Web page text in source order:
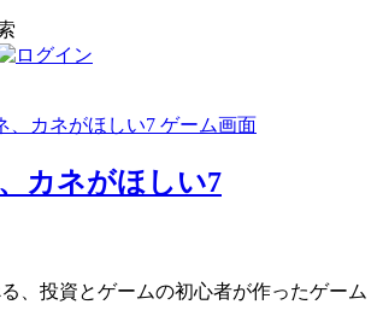
カネがほしい7
、投資とゲームの初心者が作ったゲーム